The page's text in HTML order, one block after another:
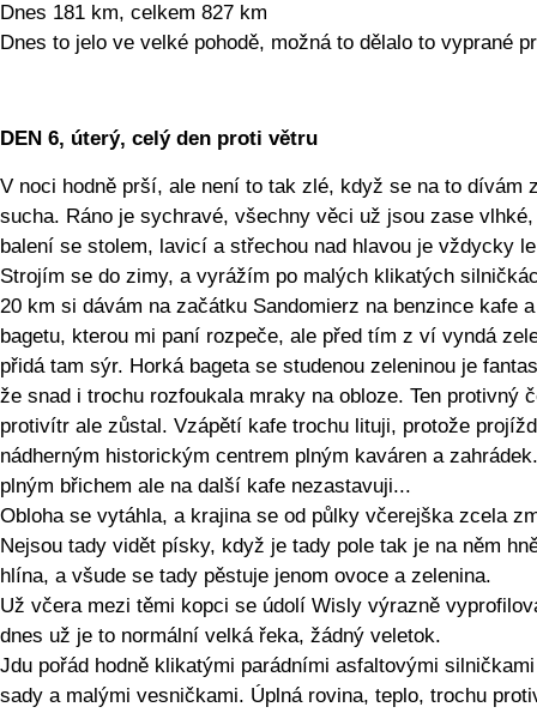
Dnes 181 km, celkem 827 km
Dnes to jelo ve velké pohodě, možná to dělalo to vyprané
DEN 6, úterý, celý den proti větru
V noci hodně prší, ale není to tak zlé, když se na to dívám
sucha. Ráno je sychravé, všechny věci už jsou zase vlhké,
balení se stolem, lavicí a střechou nad hlavou je vždycky
Strojím se do zimy, a vyrážím po malých klikatých
20 km si dávám na začátku Sandomierz na benzince kafe a
bagetu, kterou mi paní rozpeče, ale před tím z ví vyndá
přidá tam sýr. Horká bageta se studenou zeleninou je
že snad i trochu rozfoukala mraky na obloze. Ten protivný
protivítr ale zůstal. Vzápětí kafe trochu lituji, protože
nádherným historickým centrem plným kaváren a
plným břichem ale na další kafe nezastavuji...
Obloha se vytáhla, a krajina se od půlky včerejška zcela
Nejsou tady vidět písky, když je tady pole tak je na něm
hlína, a všude se tady pěstuje jenom ovoce a zelenina.
Už včera mezi těmi kopci se údolí Wisly výrazně
dnes už je to normální velká řeka, žádný veletok.
Jdu pořád hodně klikatými parádními asfaltovými
sady a malými vesničkami. Úplná rovina, teplo, trochu